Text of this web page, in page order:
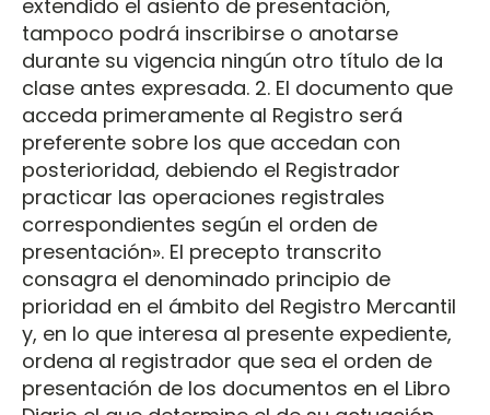
extendido el asiento de presentación,
tampoco podrá inscribirse o anotarse
durante su vigencia ningún otro título de la
clase antes expresada. 2. El documento que
acceda primeramente al Registro será
preferente sobre los que accedan con
posterioridad, debiendo el Registrador
practicar las operaciones registrales
correspondientes según el orden de
presentación». El precepto transcrito
consagra el denominado principio de
prioridad en el ámbito del Registro Mercantil
y, en lo que interesa al presente expediente,
ordena al registrador que sea el orden de
presentación de los documentos en el Libro